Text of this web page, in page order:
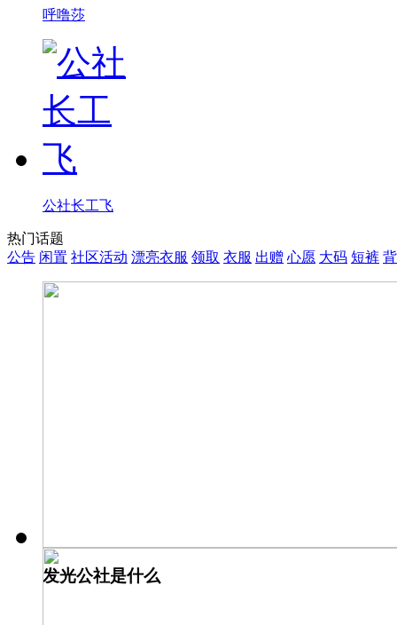
呼噜莎
公社长工飞
热门话题
公告 闲置 社区活动 漂亮衣服 领取 衣服 出赠 心愿 大码 短裤
发光公社是什么